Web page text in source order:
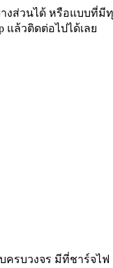
งส่วนได้ หรือแบบที่
แล้วติดต่อไปได้เลย
ครบวงจร มีที่ชาร์จ